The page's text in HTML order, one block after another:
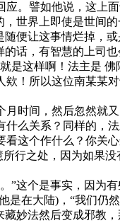
。譬如他说，这上
世界上即使是世
便让这事情烂掉，
话，有智慧的上司
是这样啊！法主是
！所以这位南某
间，然后忽然就
么关系？同样的
这个作什么？你
行之处，因为如
个是事实，因为
在大陆)，“我们仍
妙法然后变成邪